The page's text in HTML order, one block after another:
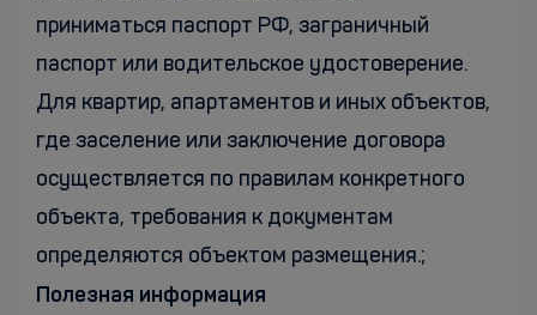
приниматься паспорт РФ, заграничный
паспорт или водительское удостоверение.
Для квартир, апартаментов и иных объектов,
где заселение или заключение договора
осуществляется по правилам конкретного
объекта, требования к документам
определяются объектом размещения.;
Полезная информация